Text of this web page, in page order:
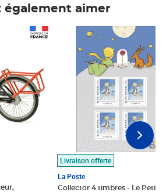
également aimer
Livraison offerte
La Poste
Collector 4 timbres - Le Petit
Prix 7,50€